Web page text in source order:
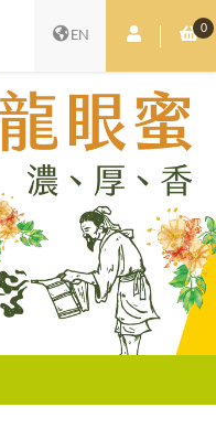
EN 會員中心0
購